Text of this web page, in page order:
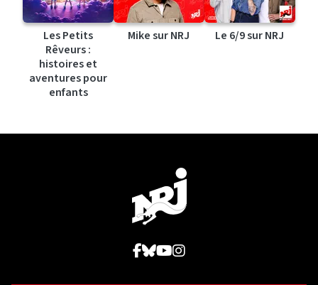
Les Petits
Rêveurs :
histoires et
aventures pour
enfants
Mike sur NRJ Le 6/9 sur NRJ